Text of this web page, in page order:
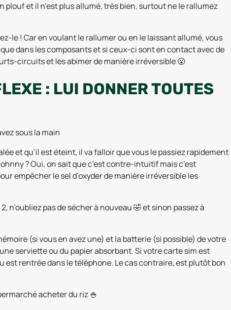
plouf et il n’est plus allumé, très bien, surtout ne le rallumez
le ! Car en voulant le rallumer ou en le laissant allumé, vous
dans les composants et si ceux-ci sont en contact avec de
circuits et les abimer de manière irréversible 😮
: LUI DONNER TOUTES
sous la main
et qu’il est éteint, il va falloir que vous le passiez rapidement
? Oui, on sait que c’est contre-intuitif mais c’est
empêcher le sel d’oxyder de manière irréversible les
n’oubliez pas de sécher à nouveau 🤣 et sinon passez à
(si vous en avez une) et la batterie (si possible) de votre
serviette ou du papier absorbant. Si votre carte sim est
est rentrée dans le téléphone. Le cas contraire, est plutôt bon
acheter du riz 🍚